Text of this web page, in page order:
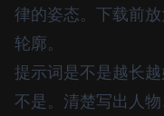
律的姿态。下载前
轮廓。
提示词是不是越长越
不是。清楚写出人